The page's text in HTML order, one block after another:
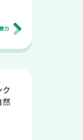
力
然